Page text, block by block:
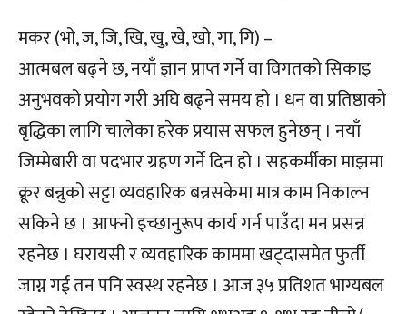
मकर (भो, ज, जि, खि, खु, खे, खो, गा, गि) –
आत्मबल बढ्ने छ, नयाँ ज्ञान प्राप्त गर्ने वा विगतको सिकाइ
अनुभवको प्रयोग गरी अघि बढ्ने समय हो । धन वा प्रतिष्ठाको
बृद्धिका लागि चालेका हरेक प्रयास सफल हुनेछन् । नयाँ
जिम्मेबारी वा पदभार ग्रहण गर्ने दिन हो । सहकर्मीका माझमा
क्रूर बन्नुको सट्टा व्यवहारिक बन्नसकेमा मात्र काम निकाल्न
सकिने छ । आफ्नो इच्छानुरूप कार्य गर्न पाउँदा मन प्रसन्न
रहनेछ । घरायसी र व्यवहारिक काममा खट्दासमेत फुर्ती
जाग्न गई तन पनि स्वस्थ रहनेछ । आज ३५ प्रतिशत भाग्यबल